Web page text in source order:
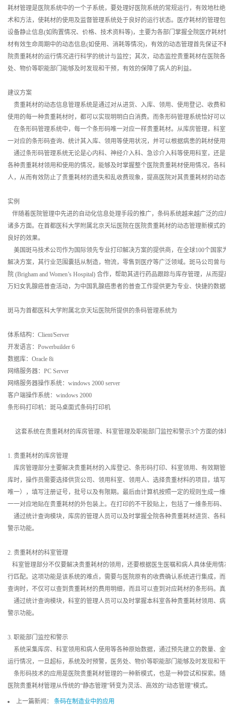
耗材管理是医院系统中的一个子系统，要处理好医院系统的常规运行，有效地杜
术和方法，使耗材的使用及监督管理系统处于良好的运行状态。医疗耗材的管理
设备静止信息(如购置情况、价格、技术资料等)，主要为各部门掌握全院医疗耗
材有效生命周期中的动态信息(如使用、消耗等情况)，有效的动态管理首先保证
院贵重耗材的运行情况进行科学的统计与监控；其次，动态监控贵重耗材在医院
处、物价等职能部门能够及时发现和干预，有效的保障了病人的利益。
建议方案
贵重耗材的动态信息管理系统是通过对从进货、入库、领用、使用登记、收费
使用的每一种贵重耗材时，都可以实现明明白白消费。而条形码管理系统恰好可
在条形码管理系统中，每一个条形码唯一对应一样贵重耗材。从库房管理，科
一对应的条形码查询、统计其入库、领用等使用状况，并可以根据病患的耗材使
通过条形码管理系统无论是心内科、神经介入科、急诊介入科等使用科室，还
各种贵重耗材领用和使用的情况，能够及时掌握整个医院贵重耗材使用情况，各
人，从而有效防止了贵重耗材的遗失和乱收费现象，提高医院对其贵重耗材的动
实例
伴随着医院管理中先进的自动化信息处理手段的推广，条码系统越来越广泛的
诸多方面。在首都医科大学附属北京天坛医院在医院贵重耗材的动态管理新模式
良好的效果。
美国斑马技术公司作为国际领先专业打印解决方案的提供商，在全球100个国
解决方案，其行业范围囊括从制造，物流，零售到医疗等广泛领域。斑马公司曾
院 (Brigham and Women’s Hospital) 合作，帮助其进行药品跟踪与库存管理，从
万妇女乳腺癌普查活动，为中国乳腺癌患者的普查工作提供更为专业、快捷的数
斑马为首都医科大学附属北京天坛医院所提供的条码管理系统为
体系结构：Client/Server
开发语言：Powerbuilder 6
数据库：Oracle 8i
网络服务器：PC Server
网络服务器操作系统：windows 2000 server
客户端操作系统：windows 2000
条形码打印机：斑马桌面式条码打印机
这套系统在贵重耗材的库房管理、科室管理及职能部门监控和警示3个方面的
1. 贵重耗材的库房管理
库房管理部分主要解决贵重耗材的入库登记、条形码打印、科室领用、有效期
库时，操作员需要选择供货公司、领用科室、领用人、选择贵重材料的项目，填
唯一），填写注册证号，批号以及有限期。最后由计算机按照一定的规则生成一
一一对应地贴在贵重耗材的外包装上。在打印的不干胶贴上，包括了一维条形码
通过统计查询模块，库房的管理人员可以及时掌握全院各种贵重耗材进货、各
警示功能。
2. 贵重耗材的科室管理
科室管理部分不仅要解决贵重耗材的领用，还要根据医生医嘱和病人具体使用
行匹配。这项功能是该系统的难点，需要与医院原有的收费确认系统进行集成，
查询时，不仅可以查到贵重耗材的费用明细，而且可以查到对应耗材的条形码。
通过统计查询模块，科室的管理人员可以及时掌握本科室各种贵重耗材领用、
警示功能。
3. 职能部门监控和警示
系统采集库房、科室领用和病人使用等各种原始数据，通过预先建立的数量、
运行情况，一旦超标，系统及时预警，医务处、物价等职能部门能够及时发现和
条形码技术的应用是医院贵重耗材管理的一种新模式，也是一种尝试和探索。
医院贵重耗材管理从传统的“静态管理”转变为灵活、高效的“动态管理”模式。
上一篇新闻： 条码在制造业中的应用